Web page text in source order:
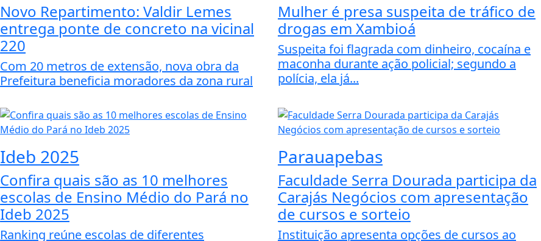
Novo Repartimento: Valdir Lemes
entrega ponte de concreto na vicinal
220
Com 20 metros de extensão, nova obra da
Prefeitura beneficia moradores da zona rural
Mulher é presa suspeita de tráfico de
drogas em Xambioá
Suspeita foi flagrada com dinheiro, cocaína e
maconha durante ação policial; segundo a
polícia, ela já...
Ideb 2025
Confira quais são as 10 melhores
escolas de Ensino Médio do Pará no
Ideb 2025
Ranking reúne escolas de diferentes
Parauapebas
Faculdade Serra Dourada participa da
Carajás Negócios com apresentação
de cursos e sorteio
Instituição apresenta opções de cursos ao